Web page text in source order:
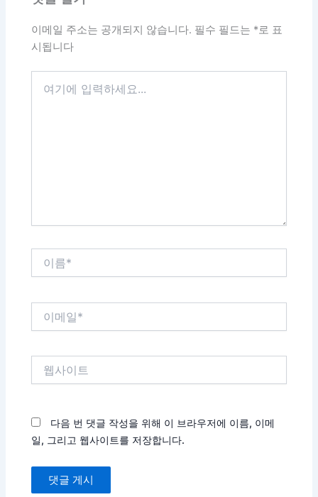
이메일 주소는 공개되지 않습니다. 필수 필드는 *로 표
시됩니다
다음 번 댓글 작성을 위해 이 브라우저에 이름, 이메
일, 그리고 웹사이트를 저장합니다.